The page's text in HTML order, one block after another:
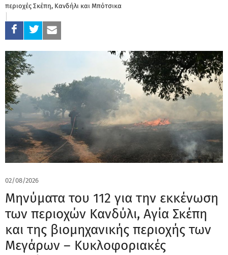
περιοχές Σκέπη, Κανδήλι και Μπότσικα
02/08/2026
Μηνύματα του 112 για την εκκένωση
των περιοχών Κανδύλι, Αγία Σκέπη
και της βιομηχανικής περιοχής των
Μεγάρων – Κυκλοφοριακές